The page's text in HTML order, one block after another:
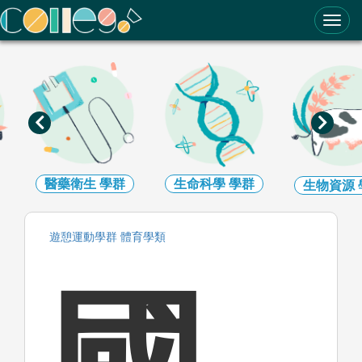
ColleGo! 大學選才與高中育才輔助系統
醫藥衛生 學群 生命科學 學群 生物資源
遊憩運動學群 體育學類